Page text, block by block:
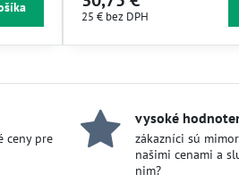
25 € bez DPH
ceny pre
vysoké
zákazníci sú
našimi cenami a
nim?